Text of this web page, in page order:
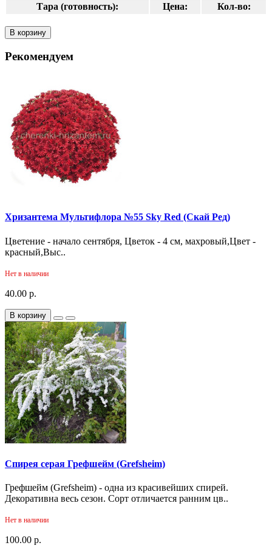
Тара (готовность): Цена: Кол-во:
В корзину
Рекомендуем
Хризантема Мультифлора №55 Sky Red (Скай Ред)
Цветение - начало сентября, Цветок - 4 см, махровый,Цвет -
красный,Выс..
Нет в наличии
40.00 р.
В корзину
Спирея серая Грефшейм (Grefsheim)
Грефшейм (Grefsheim) - одна из красивейших спирей.
Декоративна весь сезон. Сорт отличается ранним цв..
Нет в наличии
100.00 р.